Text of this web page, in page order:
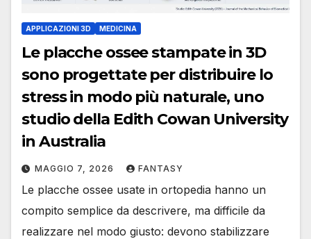
APPLICAZIONI 3D MEDICINA
Le placche ossee stampate in 3D
sono progettate per distribuire lo
stress in modo più naturale, uno
studio della Edith Cowan University
in Australia
MAGGIO 7, 2026 FANTASY
Le placche ossee usate in ortopedia hanno un
compito semplice da descrivere, ma difficile da
realizzare nel modo giusto: devono stabilizzare